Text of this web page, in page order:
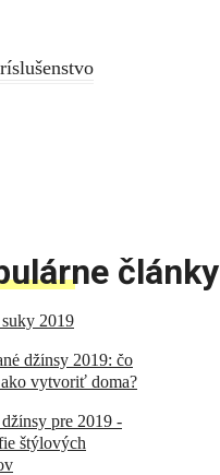
články
2019
džínsy 2019: čo
vytvoriť doma?
pre 2019 -
štýlových